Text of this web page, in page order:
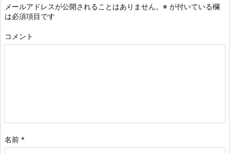
メールアドレスが公開されることはありません。 ※ が付いている欄
は必須項目です
コメント
名前 *